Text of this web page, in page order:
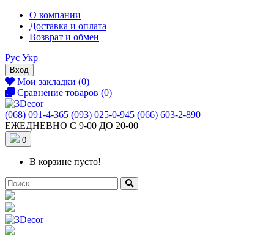
О компании
Доставка и оплата
Возврат и обмен
Рус Укр
Вход
Мои закладки (0)
Сравнение товаров (0)
(068) 091-4-365 (093) 025-0-945 (066) 603-2-890
ЕЖЕДНЕВНО С 9-00 ДО 20-00
0
В корзине пусто!